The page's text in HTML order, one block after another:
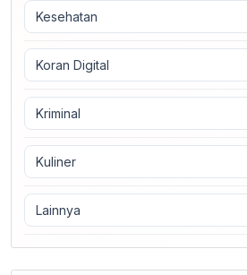
Kesehatan
Koran Digital
Kriminal
Kuliner
Lainnya